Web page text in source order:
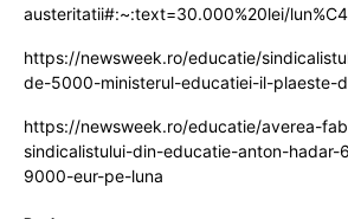
austeritatii#:~:text=30.000%20lei/
https://newsweek.ro/educatie/
de-5000-ministerul-educatiei-il-plaeste-
https://newsweek.ro/educatie/averea-
sindicalistului-din-educatie-anton-
9000-eur-pe-luna